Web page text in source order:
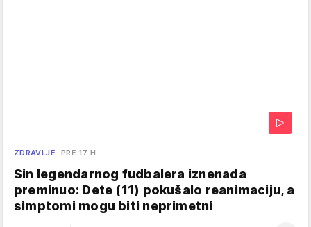
ZDRAVLJE PRE 17 H
Sin legendarnog fudbalera iznenada
preminuo: Dete (11) pokušalo reanimaciju, a
simptomi mogu biti neprimetni